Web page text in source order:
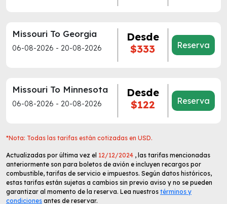
Missouri To Georgia
06-08-2026 - 20-08-2026
Desde
$333
Reserva
Missouri To Minnesota
06-08-2026 - 20-08-2026
Desde
$122
Reserva
*Nota: Todas las tarifas están cotizadas en USD.
Actualizadas por última vez el 12/12/2024 , las tarifas mencionadas
anteriormente son para boletos de avión e incluyen recargos por
combustible, tarifas de servicio e impuestos. Según datos históricos,
estas tarifas están sujetas a cambios sin previo aviso y no se pueden
garantizar al momento de la reserva. Lea nuestros términos y
condiciones antes de reservar.